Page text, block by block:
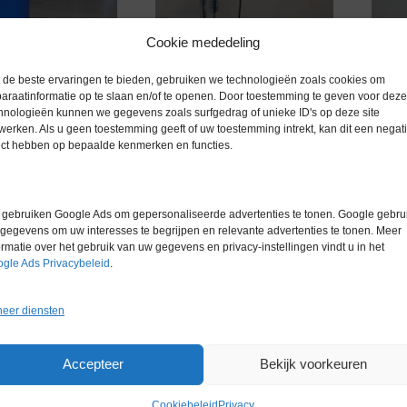
Cookie mededeling
de beste ervaringen te bieden, gebruiken we technologieën zoals cookies om
op te slaan en/of te openen. Door toestemming te geven voor deze
kunnen we gegevens zoals surfgedrag of unieke ID's op deze site
Als u geen toestemming geeft of uw toestemming intrekt, kan dit een
hebben op bepaalde kenmerken en functies.
gebruiken Google Ads om gepersonaliseerde advertenties te tonen. Google
om uw interesses te begrijpen en relevante advertenties te tonen. Meer
over het gebruik van uw gegevens en privacy-instellingen vindt u in het
Ads Privacybeleid .
diensten
Accepteer Bekijk voorkeuren
top dispenser 10
GS 7636
btw
IKA RW14 type
(20 –